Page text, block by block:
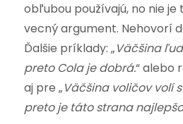
obľubou používajú, no nie
vecný argument. Nehovorí
Ďalšie príklady: „Väčšina
preto Cola je dobrá.“ alebo
aj pre „Väčšina voličov volí
preto je táto strana